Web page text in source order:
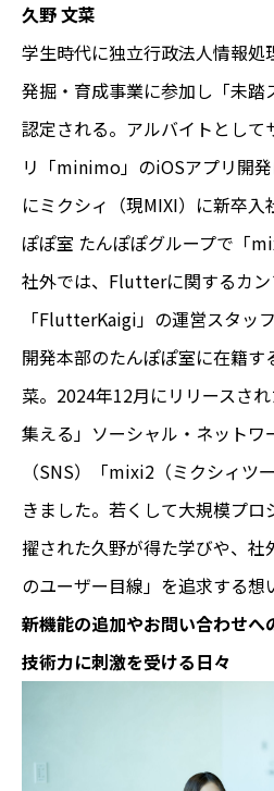
久野 文菜
学生時代に独立行政法人情報
発掘・育成事業に参加し「未踏
認定される。アルバイトとし
リ「minimo」のiOSアプリ開
にミクシィ（現MIXI）に新卒
ぽぽ室 たんぽぽグループで「
社外では、Flutterに関するカ
「FlutterKaigi」の運営スタッ
開発本部のたんぽぽ室に在籍す
菜。2024年12月にリリースさ
集える」ソーシャル・ネットワ
（SNS）「mixi2（ミクシィツ
きました。若くして大規模プ
擢された久野が得た学びや、
のユーザー目線」を追求する想
新機能の追加やお問い合わせへ
技術力に刺激を受ける日々